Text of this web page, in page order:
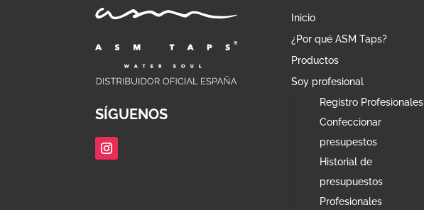
SÍGUENOS
Inicio
¿Por qué ASM Taps?
Productos
Soy profesional
Registro Profesionales
Confeccionar
presupestos
Historial de
presupuestos
Profesionales